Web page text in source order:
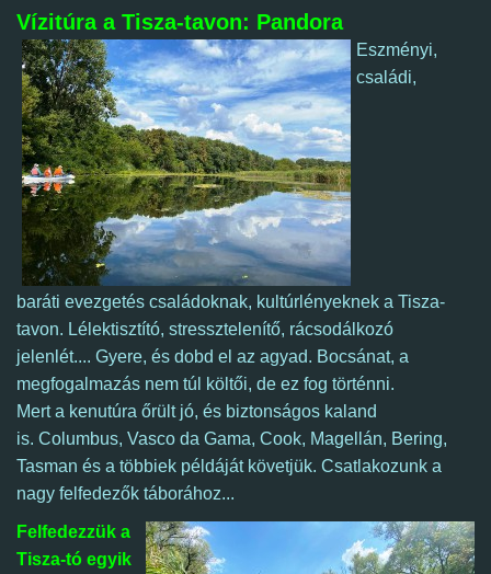
Vízitúra a Tisza-tavon: Pandora
Eszményi,
családi,
baráti evezgetés családoknak, kultúrlényeknek a Tisza-
tavon. Lélektisztító, stressztelenítő, rácsodálkozó
jelenlét.... Gyere, és dobd el az agyad. Bocsánat, a
megfogalmazás nem túl költői, de ez fog történni.
Mert a kenutúra őrült jó, és biztonságos kaland
is. Columbus, Vasco da Gama, Cook, Magellán, Bering,
Tasman és a többiek példáját követjük. Csatlakozunk a
nagy felfedezők táborához...
Felfedezzük a
Tisza-tó egyik